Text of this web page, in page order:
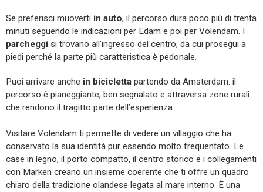
Se preferisci muoverti in auto, il percorso dura poco più di trenta
minuti seguendo le indicazioni per Edam e poi per Volendam. I
parcheggi si trovano all’ingresso del centro, da cui prosegui a
piedi perché la parte più caratteristica è pedonale.
Puoi arrivare anche in bicicletta partendo da Amsterdam: il
percorso è pianeggiante, ben segnalato e attraversa zone rurali
che rendono il tragitto parte dell’esperienza.
Visitare Volendam ti permette di vedere un villaggio che ha
conservato la sua identità pur essendo molto frequentato. Le
case in legno, il porto compatto, il centro storico e i collegamenti
con Marken creano un insieme coerente che ti offre un quadro
chiaro della tradizione olandese legata al mare interno. È una